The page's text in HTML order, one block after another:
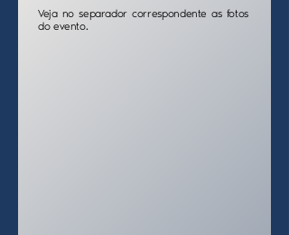
Veja no separador correspondente as fotos
do evento.